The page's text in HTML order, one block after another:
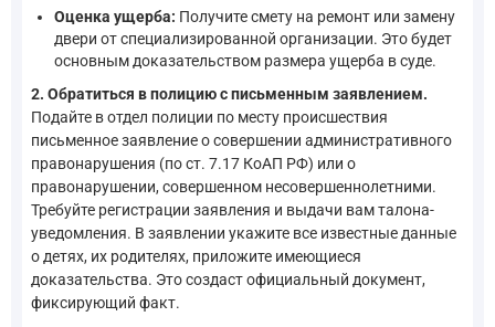
Оценка ущерба: Получите смету на ремонт или замену
двери от специализированной организации. Это будет
основным доказательством размера ущерба в суде.
2. Обратиться в полицию с письменным заявлением.
Подайте в отдел полиции по месту происшествия
письменное заявление о совершении административного
правонарушения (по ст. 7.17 КоАП РФ) или о
правонарушении, совершенном несовершеннолетними.
Требуйте регистрации заявления и выдачи вам талона-
уведомления. В заявлении укажите все известные данные
о детях, их родителях, приложите имеющиеся
доказательства. Это создаст официальный документ,
фиксирующий факт.